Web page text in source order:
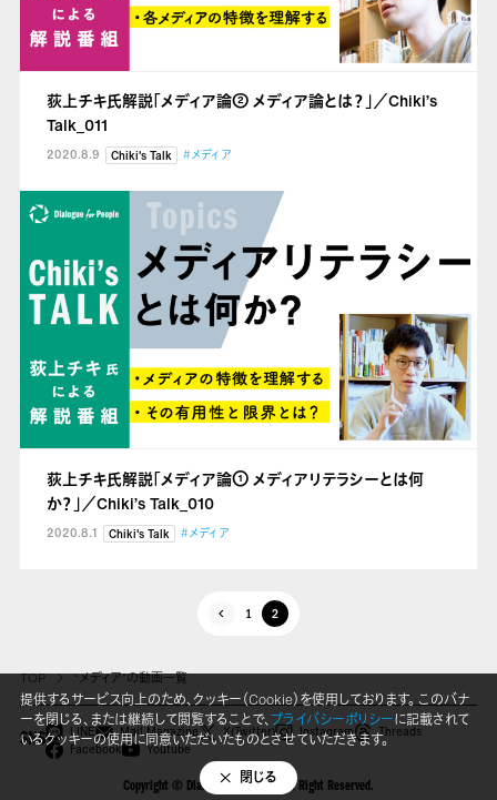
荻上チキ氏解説「メディア論② メディア論とは？」／Chiki’s
Talk_011
2020.8.9 Chiki's Talk #メディア
荻上チキ氏解説「メディア論① メディアリテラシーとは何
か？」／Chiki’s Talk_010
2020.8.1 Chiki's Talk #メディア
1 2
TOP “メディア”の動画一覧
SNS LINE Mail Magazine X(Twitter) Instagram
Threads
Facebook
Youtube
Copyright © Dialogue for People All Right Reserved.
提供するサービス向上のため、クッキー（Cookie）を使用しております。 このバナ
ーを閉じる、または継続して閲覧することで、プライバシーポリシーに記載されて
いるクッキーの使用に同意いただいたものとさせていただきます。
閉じる